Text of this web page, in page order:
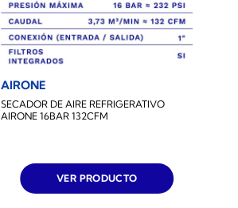
AIRONE
SECADOR DE AIRE REFRIGERATIVO
AIRONE 16BAR 132CFM
VER PRODUCTO